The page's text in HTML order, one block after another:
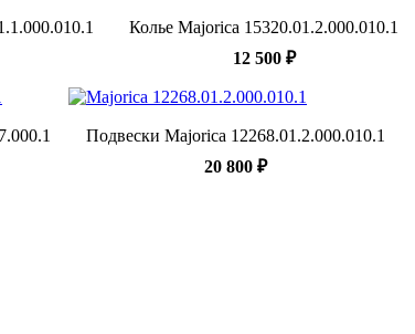
Колье Majorica 15320.01.2.000.010.1
12 500 ₽
Подвески Majorica 12268.01.2.000.010.1
20 800 ₽